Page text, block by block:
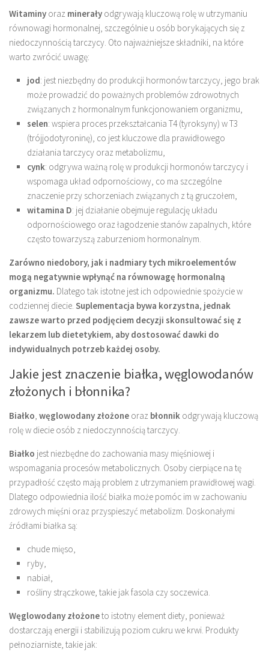
Witaminy oraz minerały odgrywają kluczową rolę w utrzymaniu
równowagi hormonalnej, szczególnie u osób borykających się z
niedoczynnością tarczycy. Oto najważniejsze składniki, na które
warto zwrócić uwagę:
jod: jest niezbędny do produkcji hormonów tarczycy, jego brak
może prowadzić do poważnych problemów zdrowotnych
związanych z hormonalnym funkcjonowaniem organizmu,
selen: wspiera proces przekształcania T4 (tyroksyny) w T3
(trójjodotyroninę), co jest kluczowe dla prawidłowego
działania tarczycy oraz metabolizmu,
cynk: odgrywa ważną rolę w produkcji hormonów tarczycy i
wspomaga układ odpornościowy, co ma szczególne
znaczenie przy schorzeniach związanych z tą gruczołem,
witamina D: jej działanie obejmuje regulację układu
odpornościowego oraz łagodzenie stanów zapalnych, które
często towarzyszą zaburzeniom hormonalnym.
Zarówno niedobory, jak i nadmiary tych mikroelementów
mogą negatywnie wpłynąć na równowagę hormonalną
organizmu. Dlatego tak istotne jest ich odpowiednie spożycie w
codziennej diecie. Suplementacja bywa korzystna, jednak
zawsze warto przed podjęciem decyzji skonsultować się z
lekarzem lub dietetykiem, aby dostosować dawki do
indywidualnych potrzeb każdej osoby.
Jakie jest znaczenie białka, węglowodanów
złożonych i błonnika?
Białko, węglowodany złożone oraz błonnik odgrywają kluczową
rolę w diecie osób z niedoczynnością tarczycy.
Białko jest niezbędne do zachowania masy mięśniowej i
wspomagania procesów metabolicznych. Osoby cierpiące na tę
przypadłość często mają problem z utrzymaniem prawidłowej wagi.
Dlatego odpowiednia ilość białka może pomóc im w zachowaniu
zdrowych mięśni oraz przyspieszyć metabolizm. Doskonałymi
źródłami białka są:
chude mięso,
ryby,
nabiał,
rośliny strączkowe, takie jak fasola czy soczewica.
Węglowodany złożoneto istotny element diety, ponieważ
dostarczają energii i stabilizują poziom cukru we krwi. Produkty
pełnoziarniste, takie jak: